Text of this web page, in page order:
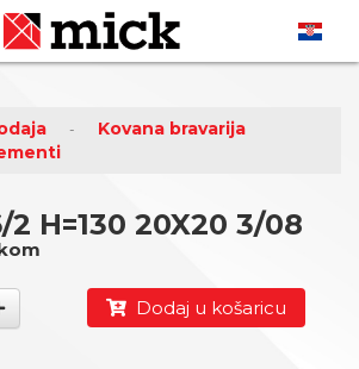
Kovana bravarija
2 H=130 20X20 3/08
Dodaj u košaricu